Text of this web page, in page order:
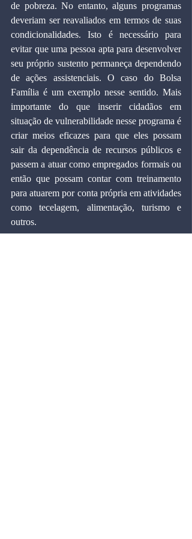
de pobreza. No entanto, alguns programas
deveriam ser reavaliados em termos de suas
condicionalidades. Isto é necessário para
evitar que uma pessoa apta para desenvolver
seu próprio sustento permaneça dependendo
de ações assistenciais. O caso do Bolsa
Família é um exemplo nesse sentido. Mais
importante do que inserir cidadãos em
situação de vulnerabilidade nesse programa é
criar meios eficazes para que eles possam
sair da dependência de recursos públicos e
passem a atuar como empregados formais ou
então que possam contar com treinamento
para atuarem por conta própria em atividades
como tecelagem, alimentação, turismo e
outros.